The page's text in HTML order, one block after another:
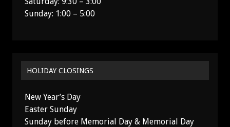
Sunday: 1:00 – 5:00
HOLIDAY CLOSINGS
New Year’s Day
Easter Sunday
Sunday before Memorial Day & Memorial Day